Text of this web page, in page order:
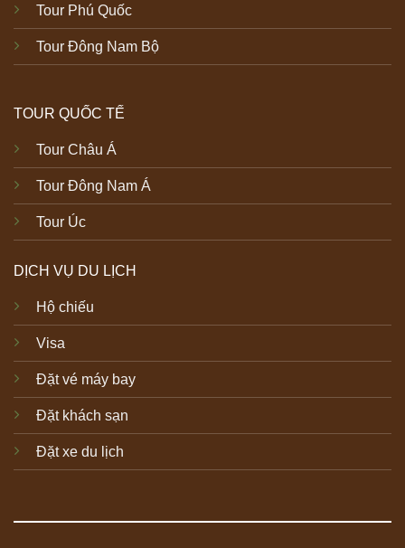
Tour Phú Quốc
Tour Đông Nam Bộ
TOUR QUỐC TẾ
Tour Châu Á
Tour Đông Nam Á
Tour Úc
DỊCH VỤ DU LỊCH
Hộ chiếu
Visa
Đặt vé máy bay
Đặt khách sạn
Đặt xe du lịch